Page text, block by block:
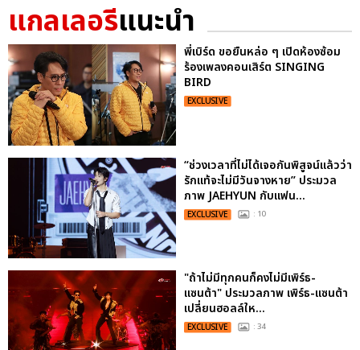
แกลเลอรีแนะนำ
พี่เบิร์ด ขอยืนหล่อ ๆ เปิดห้องซ้อม
ร้องเพลงคอนเสิร์ต SINGING
BIRD
EXCLUSIVE
“ช่วงเวลาที่ไม่ได้เจอกันพิสูจน์แล้วว่า
รักแท้จะไม่มีวันจางหาย” ประมวล
ภาพ JAEHYUN กับแฟน...
EXCLUSIVE : 10
"ถ้าไม่มีทุกคนก็คงไม่มีเพิร์ธ-
แซนต้า" ประมวลภาพ เพิร์ธ-แซนต้า
เปลี่ยนฮอลล์ให...
EXCLUSIVE : 34